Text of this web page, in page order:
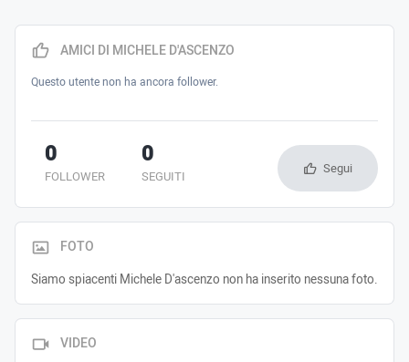
AMICI DI MICHELE D'ASCENZO
Questo utente non ha ancora follower.
FOLLOWER
0
SEGUITI
0 Segui
FOTO
Siamo spiacenti Michele D'ascenzo non ha inserito nessuna foto.
VIDEO